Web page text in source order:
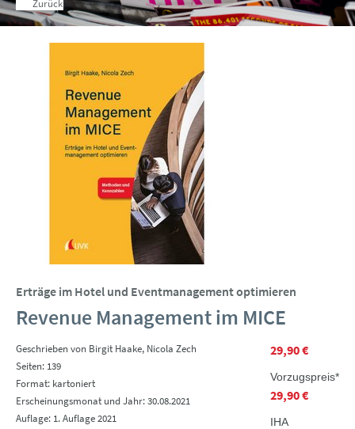
Zurück
Erträge im Hotel und Eventmanagement optimieren
Revenue Management im MICE
Geschrieben von Birgit Haake, Nicola Zech
Seiten: 139
Format: kartoniert
Erscheinungsmonat und Jahr: 30.08.2021
Auflage: 1. Auflage 2021
29,90 €
Vorzugspreis*
29,90 €
IHA